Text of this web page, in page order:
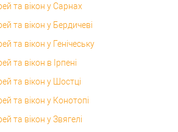
та вікон у Сарнах
та вікон у Бердичеві
та вікон у Генічеську
та вікон в Ірпені
та вікон у Шостці
та вікон у Конотопі
та вікон у Звягелі